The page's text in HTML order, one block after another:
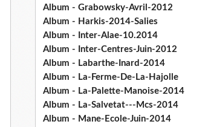
Album - Grabowsky-Avril-2012
Album - Harkis-2014-Salies
Album - Inter-Alae-10.2014
Album - Inter-Centres-Juin-2012
Album - Labarthe-Inard-2014
Album - La-Ferme-De-La-Hajolle
Album - La-Palette-Manoise-2014
Album - La-Salvetat---Mcs-2014
Album - Mane-Ecole-Juin-2014